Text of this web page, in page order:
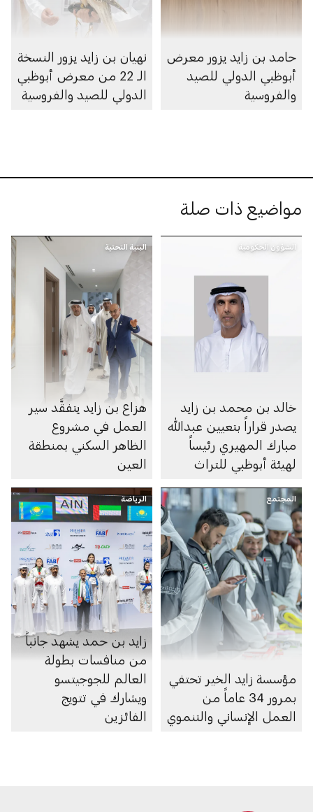
حامد بن زايد يزور معرض
أبوظبي الدولي للصيد
والفروسية
نهيان بن زايد يزور النسخة
الـ 22 من معرض أبوظبي
الدولي للصيد والفروسية
مواضيع ذات صلة
الشؤون الحكومية
خالد بن محمد بن زايد
يصدر قراراً بتعيين عبدالله
مبارك المهيري رئيساً
لهيئة أبوظبي للتراث
البنية التحتية
هزاع بن زايد يتفقَّد سير
العمل في مشروع
الظاهر السكني بمنطقة
العين
المجتمع
مؤسسة زايد الخير تحتفي
بمرور 34 عاماً من
العمل الإنساني والتنموي
الرياضة
زايد بن حمد يشهد جانباً
من منافسات بطولة
العالم للجوجيتسو
ويشارك في تتويج
الفائزين